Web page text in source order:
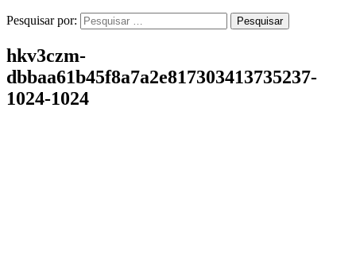
Pesquisar por:
hkv3czm-
dbbaa61b45f8a7a2e817303413735237-
1024-1024